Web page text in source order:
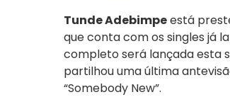
Tunde Adebimpeestá
que conta com os singles já
completo será lançada esta
partilhou uma última
“Somebody New”.